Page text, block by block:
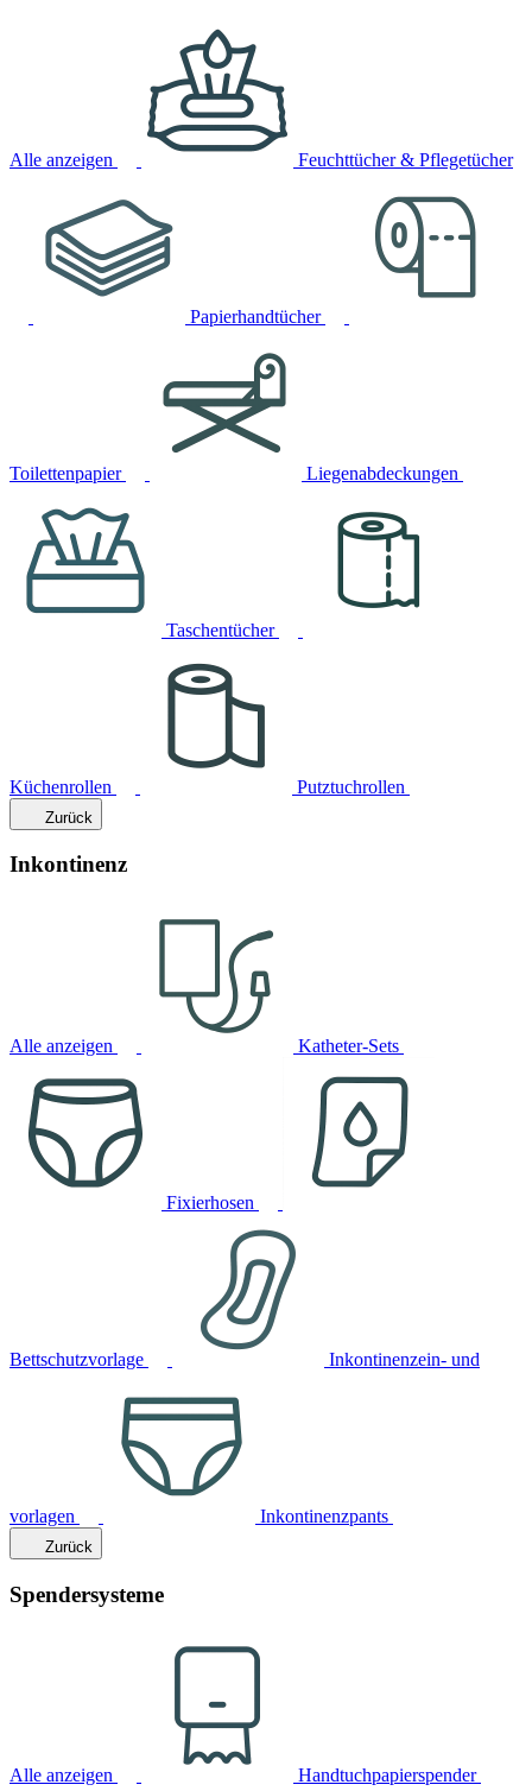
Alle anzeigen Feuchttücher & Pflegetücher
Papierhandtücher
Toilettenpapier Liegenabdeckungen
Taschentücher
Küchenrollen Putztuchrollen
Zurück
Inkontinenz
Alle anzeigen Katheter-Sets
Fixierhosen
Bettschutzvorlage Inkontinenzein- und
vorlagen Inkontinenzpants
Zurück
Spendersysteme
Alle anzeigen Handtuchpapierspender